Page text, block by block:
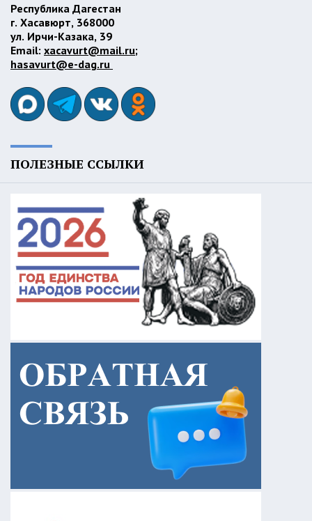
Республика Дагестан
г. Хасавюрт, 368000
ул. Ирчи-Казака, 39
Email: xacavurt@mail.ru;
hasavurt@e-dag.ru
ПОЛЕЗНЫЕ ССЫЛКИ